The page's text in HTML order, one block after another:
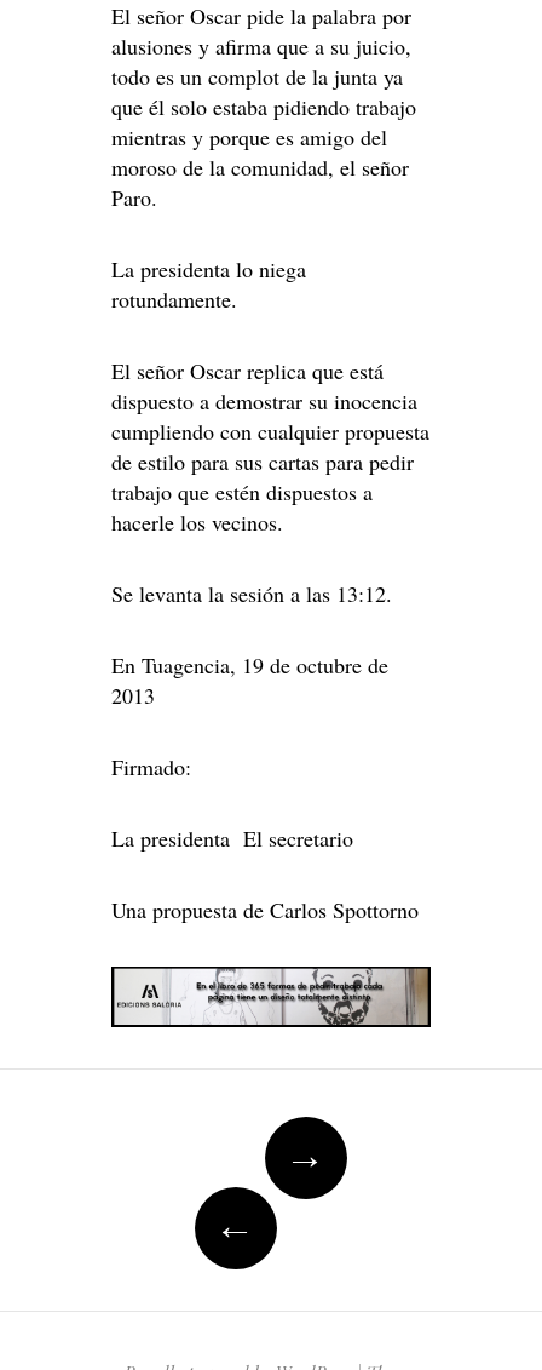
El señor Oscar pide la palabra por
alusiones y afirma que a su juicio,
todo es un complot de la junta ya
que él solo estaba pidiendo trabajo
mientras y porque es amigo del
moroso de la comunidad, el señor
Paro.
La presidenta lo niega
rotundamente.
El señor Oscar replica que está
dispuesto a demostrar su inocencia
cumpliendo con cualquier propuesta
de estilo para sus cartas para pedir
trabajo que estén dispuestos a
hacerle los vecinos.
Se levanta la sesión a las 13:12.
En Tuagencia, 19 de octubre de
2013
Firmado:
La presidenta El secretario
Una propuesta de Carlos Spottorno
navigation
→
←